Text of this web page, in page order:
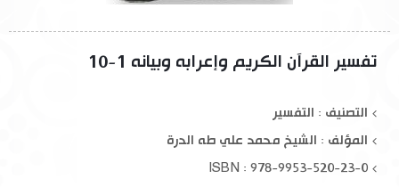
تفسير القرآن الكريم وإعرابه وبيانه 1-10
التصنيف : التفسير
المؤلف : الشيخ محمد علي طه الدرة
ISBN : 978-9953-520-23-0